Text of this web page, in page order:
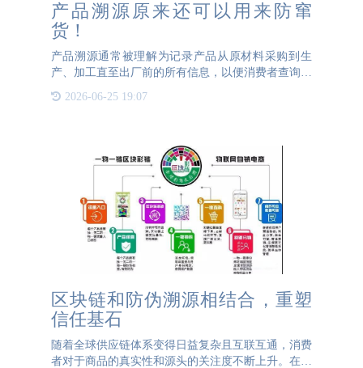
产品溯源原来还可以用来防窜
货！
产品溯源通常被理解为记录产品从原材料采购到生
产、加工直至出厂前的所有信息，以便消费者查询，
增强对产品的信任。然而，还有一种产品溯源专门为
企业设计，旨在解决窜货问题，我们称之为“产品防
2026-06-25 19:07
区块链和防伪溯源相结合，重塑
信任基石
随着全球供应链体系变得日益复杂且互联互通，消费
者对于商品的真实性和源头的关注度不断上升。在这